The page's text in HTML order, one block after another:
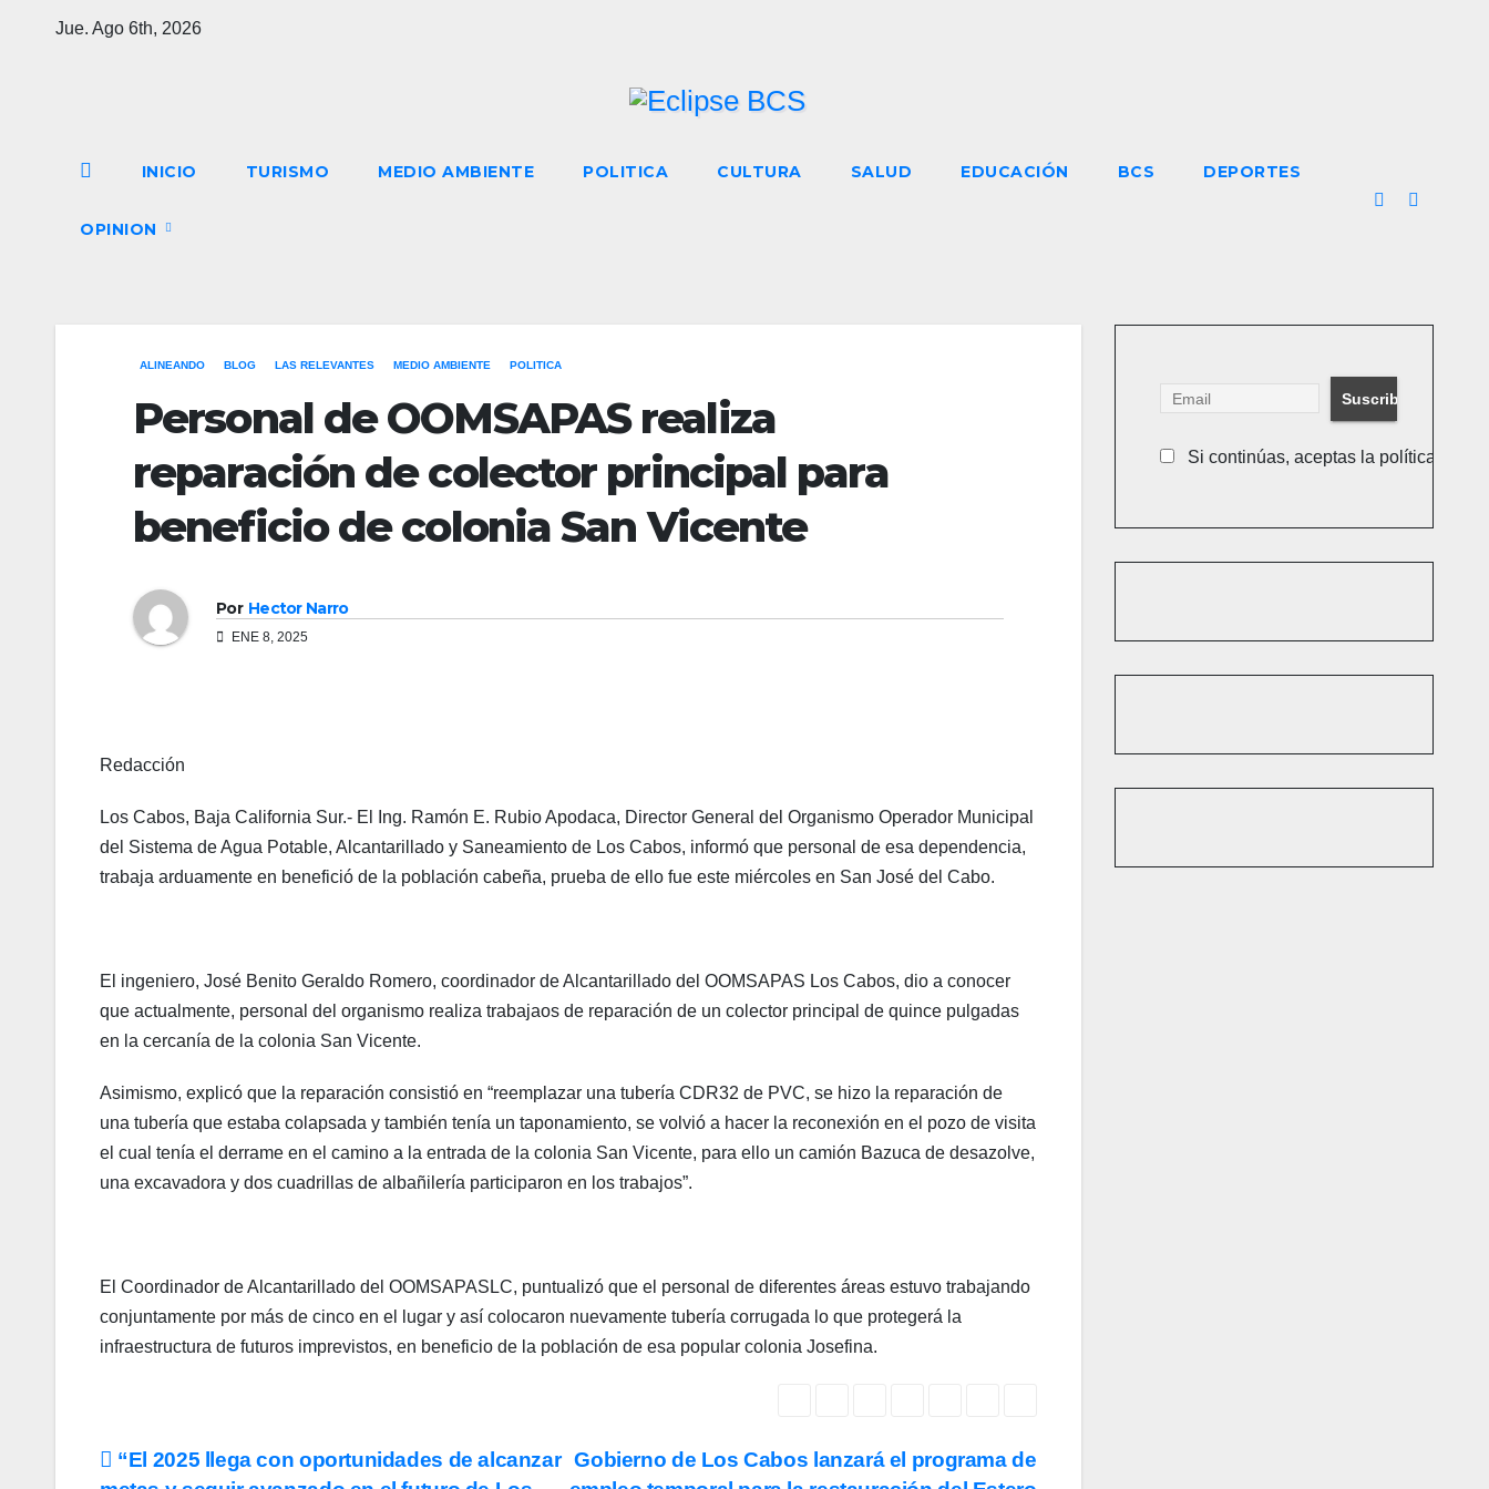
Jue. Ago 6th, 2026
INICIO TURISMO MEDIO AMBIENTE POLITICA CULTURA SALUD EDUCACIÓN BCS DEPORTES
OPINION
ALINEANDO BLOG LAS RELEVANTES MEDIO AMBIENTE POLITICA
Personal de OOMSAPAS realiza
reparación de colector principal para
beneficio de colonia San Vicente
Por Hector Narro
ENE 8, 2025
Redacción
Los Cabos, Baja California Sur.- El Ing. Ramón E. Rubio Apodaca, Director General del Organismo Operador Municipal
del Sistema de Agua Potable, Alcantarillado y Saneamiento de Los Cabos, informó que personal de esa dependencia,
trabaja arduamente en benefició de la población cabeña, prueba de ello fue este miércoles en San José del Cabo.
El ingeniero, José Benito Geraldo Romero, coordinador de Alcantarillado del OOMSAPAS Los Cabos, dio a conocer
que actualmente, personal del organismo realiza trabajaos de reparación de un colector principal de quince pulgadas
en la cercanía de la colonia San Vicente.
Asimismo, explicó que la reparación consistió en “reemplazar una tubería CDR32 de PVC, se hizo la reparación de
una tubería que estaba colapsada y también tenía un taponamiento, se volvió a hacer la reconexión en el pozo de visita
el cual tenía el derrame en el camino a la entrada de la colonia San Vicente, para ello un camión Bazuca de desazolve,
una excavadora y dos cuadrillas de albañilería participaron en los trabajos”.
El Coordinador de Alcantarillado del OOMSAPASLC, puntualizó que el personal de diferentes áreas estuvo trabajando
conjuntamente por más de cinco en el lugar y así colocaron nuevamente tubería corrugada lo que protegerá la
infraestructura de futuros imprevistos, en beneficio de la población de esa popular colonia Josefina.
Navegación
Gobierno de Los Cabos lanzará el programa de
“El 2025 llega con oportunidades de alcanzar
Si continúas, aceptas la política de